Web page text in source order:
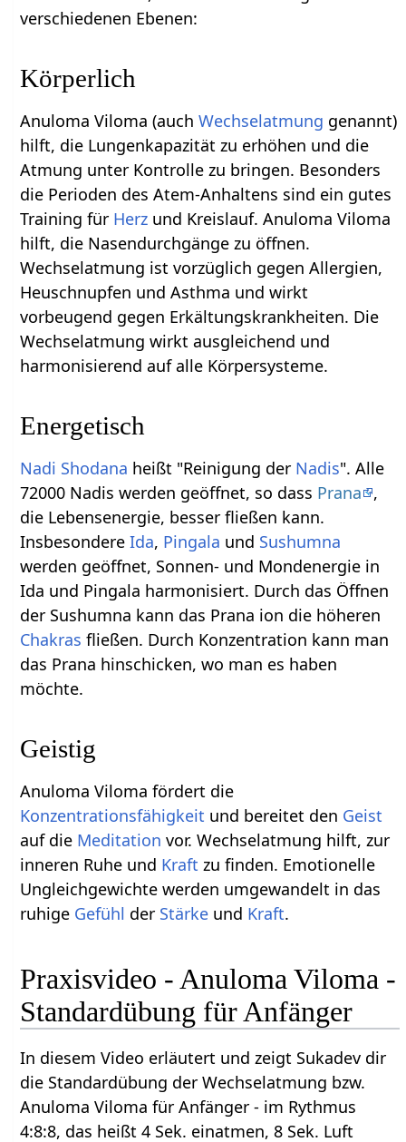
verschiedenen Ebenen:
Körperlich
Anuloma Viloma (auchWechselatmung genannt)
hilft, die Lungenkapazität zu erhöhen und die
Atmung unter Kontrolle zu bringen. Besonders
die Perioden des Atem-Anhaltens sind ein gutes
Training für Herz und Kreislauf. Anuloma Viloma
hilft, die Nasendurchgänge zu öffnen.
Wechselatmung ist vorzüglich gegen Allergien,
Heuschnupfen und Asthma und wirkt
vorbeugend gegen Erkältungskrankheiten. Die
Wechselatmung wirkt ausgleichend und
harmonisierend auf alle Körpersysteme.
Energetisch
Nadi Shodana heißt "Reinigung der Nadis". Alle
72000 Nadis werden geöffnet, so dass Prana
,
die Lebensenergie, besser fließen kann.
InsbesondereIda, Pingala und Sushumna
werden geöffnet, Sonnen- und Mondenergie in
Ida und Pingala harmonisiert. Durch das Öffnen
der Sushumna kann das Prana ion die höheren
Chakras fließen. Durch Konzentration kann man
das Prana hinschicken, wo man es haben
möchte.
Geistig
Anuloma Viloma fördert die
Konzentrationsfähigkeit und bereitet den Geist
auf die Meditation vor. Wechselatmung hilft, zur
inneren Ruhe und Kraft zu finden. Emotionelle
Ungleichgewichte werden umgewandelt in das
ruhige Gefühl der Stärke und Kraft.
Praxisvideo - Anuloma Viloma -
Standardübung für Anfänger
In diesem Video erläutert und zeigt Sukadev dir
die Standardübung der Wechselatmung bzw.
Anuloma Viloma für Anfänger - im Rythmus
4:8:8, das heißt 4 Sek. einatmen, 8 Sek. Luft